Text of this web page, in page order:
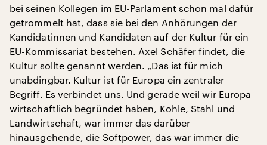
bei seinen Kollegen im EU-Parlament schon mal dafür
getrommelt hat, dass sie bei den Anhörungen der
Kandidatinnen und Kandidaten auf der Kultur für ein
EU-Kommissariat bestehen. Axel Schäfer findet, die
Kultur sollte genannt werden. „Das ist für mich
unabdingbar. Kultur ist für Europa ein zentraler
Begriff. Es verbindet uns. Und gerade weil wir Europa
wirtschaftlich begründet haben, Kohle, Stahl und
Landwirtschaft, war immer das darüber
hinausgehende, die Softpower, das war immer die